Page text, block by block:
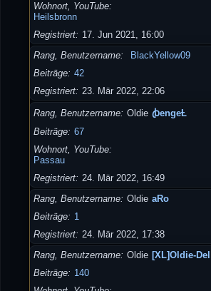
Wohnort, YouTube
Heilsbronn
Registriert
17. Jun 2021, 16:00
Rang, Benutzername
BlackYellow09
Beiträge 42
Registriert 23. Mär 2022, 22:06
Rang, Benutzername Oldie ꞗengeȽ
Beiträge 67
Wohnort, YouTube
Passau
Registriert 24. Mär 2022, 16:49
Rang, Benutzername Oldie aRo
Beiträge
1
Registriert 24. Mär 2022, 17:38
Rang, Benutzername Oldie [XL]Oldie-
Beiträge
140